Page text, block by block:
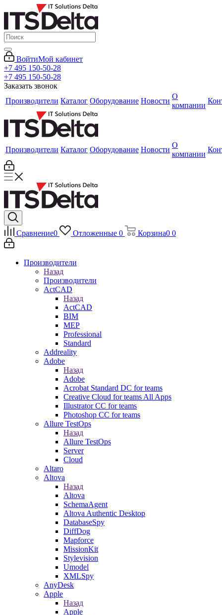
ВойтиМой кабинет
+7 495 150-50-28
+7 495 150-50-28
Заказать звонок
Производители Каталог Оборудование Новости
О
компании
Производители Каталог Оборудование Новости
О
компании
Сравнение0 Отложенные 0 Корзина0 0
Производители
Назад
Производители
ActCAD
Назад
ActCAD
BIM
MEP
Professional
Standard
Addreality
Adobe
Назад
Adobe
Acrobat Standard DC for teams
Creative Cloud for teams All Apps
Illustrator CC for teams
Photoshop CC for teams
Allure TestOps
Назад
Allure TestOps
Server
Cloud
Altaro
Altova
Назад
Altova
SchemaAgent
Altova Authentic Desktop
DatabaseSpy
DiffDog
Mapforce
MissionKit
Stylevision
Umodel
XMLSpy
AnyDesk
Apple
Назад
Apple